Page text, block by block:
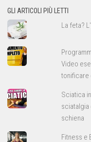
GLI ARTICOLI PIÙ LETTI
La feta?
Video
tonificare
Sciatica
sciatalgia
schiena
Fitness e